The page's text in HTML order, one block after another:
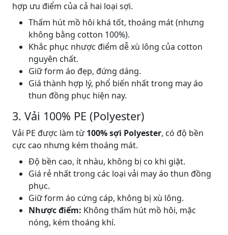
hợp ưu điểm của cả hai loại sợi.
Thấm hút mồ hôi khá tốt, thoáng mát (nhưng
không bằng cotton 100%).
Khắc phục nhược điểm dễ xù lông của cotton
nguyên chất.
Giữ form áo đẹp, đứng dáng.
Giá thành hợp lý, phổ biến nhất trong may áo
thun đồng phục hiện nay.
3. Vải 100% PE (Polyester)
Vải PE được làm từ100% sợi Polyester, có độ bền
cực cao nhưng kém thoáng mát.
Độ bền cao, ít nhàu, không bị co khi giặt.
Giá rẻ nhất trong các loại vải may áo thun đồng
phục.
Giữ form áo cứng cáp, không bị xù lông.
Nhược điểm: Không thấm hút mồ hôi, mặc
nóng, kém thoáng khí.